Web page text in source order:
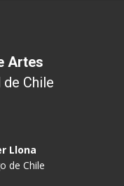
Artes
de Chile
Llona
de Chile